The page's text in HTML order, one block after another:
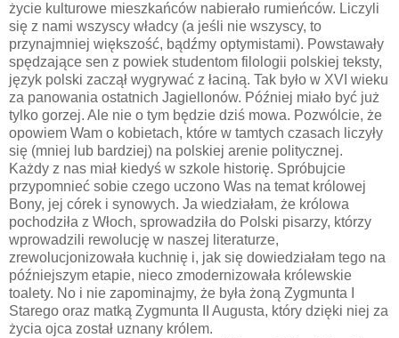
życie kulturowe mieszkańców nabierało rumieńców. Liczyli
się z nami wszyscy władcy (a jeśli nie wszyscy, to
przynajmniej większość, bądźmy optymistami). Powstawały
spędzające sen z powiek studentom filologii polskiej teksty,
język polski zaczął wygrywać z łaciną. Tak było w XVI wieku
za panowania ostatnich Jagiellonów. Później miało być już
tylko gorzej. Ale nie o tym będzie dziś mowa. Pozwólcie, że
opowiem Wam o kobietach, które w tamtych czasach liczyły
się (mniej lub bardziej) na polskiej arenie politycznej.
Każdy z nas miał kiedyś w szkole historię. Spróbujcie
przypomnieć sobie czego uczono Was na temat królowej
Bony, jej córek i synowych. Ja wiedziałam, że królowa
pochodziła z Włoch, sprowadziła do Polski pisarzy, którzy
wprowadzili rewolucję w naszej literaturze,
zrewolucjonizowała kuchnię i, jak się dowiedziałam tego na
późniejszym etapie, nieco zmodernizowała królewskie
toalety. No i nie zapominajmy, że była żoną Zygmunta I
Starego oraz matką Zygmunta II Augusta, który dzięki niej za
życia ojca został uznany królem.